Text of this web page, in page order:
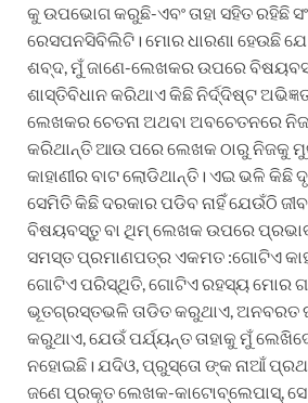
କୁ ଉପଭୋଗ କରୁଛି-ଏବଂ ତାହା ସହିତ ରହିଛି
ରେସପନସିବିଲିଟି। ମୋର ଧାରଣା ହେଉଛି
ଶବ୍ଦ, ମୁଁ ଜାଣେ-ଲେଖକର ଉପରେ
ଶାସ୍ତିବିଧାନ କରିଥାଏ କିଛି ନିର୍ଦ୍ଦିଷ୍ଟ
ଲେଖକର ଚେତନା ଅଥବା ଅବଚେତନରେ
କରିଥାନ୍ତି ଆଉ ପରେ ଲେଖକ ଠାରୁ ନିଜକୁ
କାହାଣୀର ବାଟ ଲୋଡିଥାନ୍ତି। ଏଇ ଭଳି କିଛି
ସେମିତି କିଛି ଦରକାର ପଡିବ ନାହିଁ ଯେଉଁଠି
ବିଷୟବସ୍ତୁ ବା ଥିମ୍ ଲେଖକ ଉପରେ
ସମସ୍ତ ପ୍ରମାଣପତ୍ର ଏକମତ :ଗୋଟିଏ
ଗୋଟିଏ ପରିସ୍ଥିତି, ଗୋଟିଏ ରହସ୍ୟ ମୋର
ଭୂତଗ୍ରସ୍ତଭଳି ତାଡିତ କରୁଥାଏ, ଅନବରତ
କରୁଥାଏ, ଯେଉଁ ପର୍ଯ୍ୟନ୍ତ ତାହାକୁ ମୁଁ
ନହୋଇଛି। ଯଦିଓ, ପ୍ରୁସ୍ତୋ ଙ୍କ ନାଆଁ
ଜଣେ ପ୍ରକୃତ ଲେଖକ-କାଟୋବ୍ଲେପାସ୍,